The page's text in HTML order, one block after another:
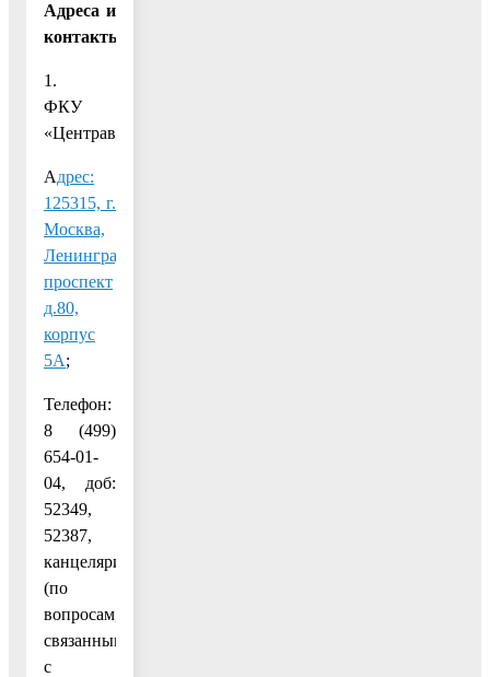
Адреса и
контакты:
1.
ФКУ
«Центравтомагистраль»:
Адрес:
125315, г.
Москва,
Ленинградский
проспект
д.80,
корпус
5А;
Телефон:
8 (499)
654-01-
04, доб:
52349,
52387,
канцелярия
(по
вопросам,
связанным
с